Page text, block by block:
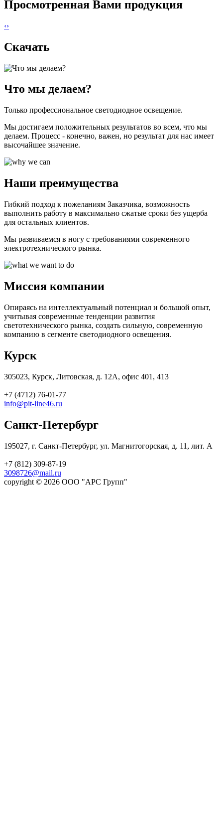
Просмотренная Вами продукция
‹›
Скачать
Что мы делаем?
Только профессиональное светодиодное освещение.
Мы достигаем положительных результатов во всем, что мы
делаем. Процесс - конечно, важен, но результат для нас имеет
высочайшее значение.
Наши преимущества
Гибкий подход к пожеланиям Заказчика, возможность
выполнить работу в максимально сжатые сроки без ущерба
для остальных клиентов.
Мы развиваемся в ногу с требованиями современного
электротехнического рынка.
Миссия компании
Опираясь на интеллектуальный потенциал и большой опыт,
учитывая современные тенденции развития
светотехнического рынка, создать сильную, современную
компанию в сегменте светодиодного освещения.
Курск
305023, Курск, Литовская, д. 12А, офис 401, 413
+7 (4712) 76-01-77
info@pit-line46.ru
Санкт-Петербург
195027, г. Санкт-Петербург, ул. Магнитогорская, д. 11, лит. А
+7 (812) 309-87-19
3098726@mail.ru
copyright © 2026 ООО "АРС Групп"